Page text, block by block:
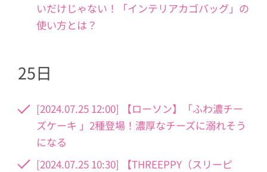
いだけじゃない！「インテリアカゴバッグ」の
使い方とは？
25日
[2024.07.25 12:00] 【ローソン】「ふわ濃チー
ズケーキ 」2種登場！濃厚なチーズに溺れそう
になる
[2024.07.25 10:30] 【THREEPPY（スリーピ